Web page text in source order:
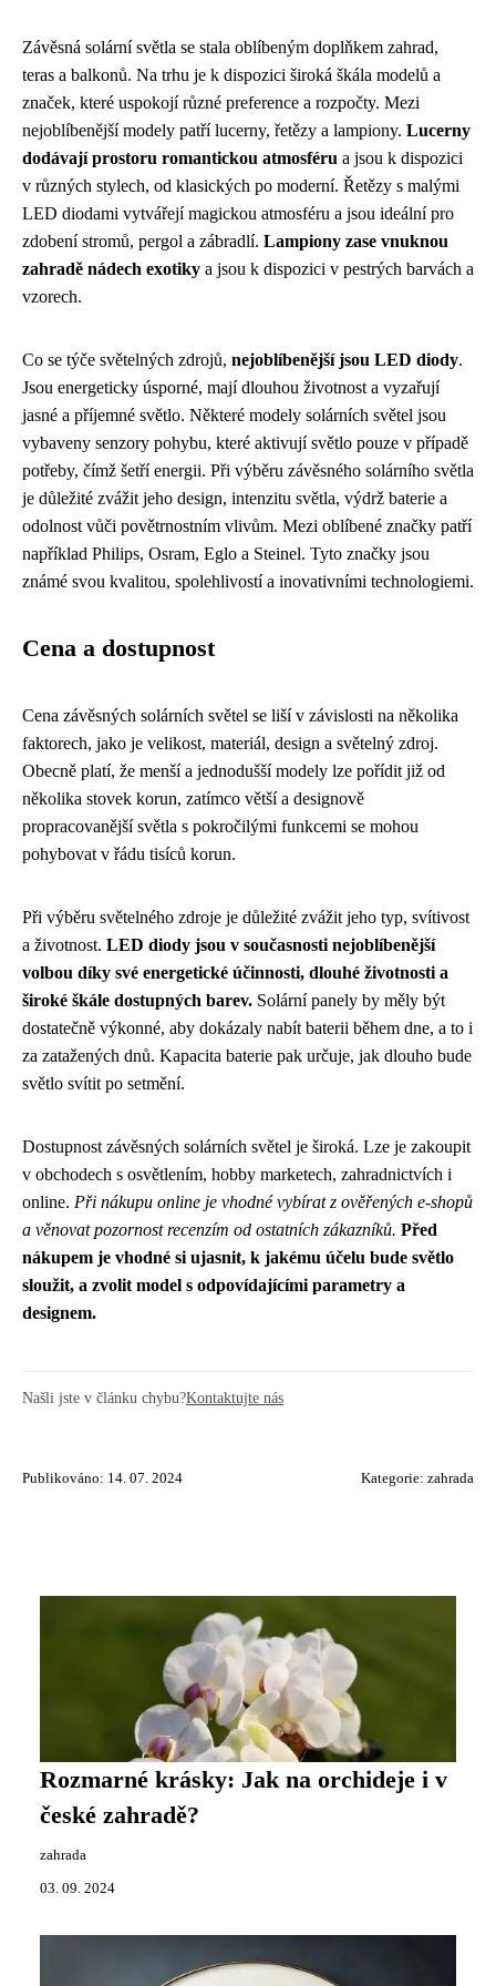
Závěsná solární světla se stala oblíbeným doplňkem zahrad,
teras a balkonů. Na trhu je k dispozici široká škála modelů a
značek, které uspokojí různé preference a rozpočty. Mezi
nejoblíbenější modely patří lucerny, řetězy a lampiony. Lucerny
dodávají prostoru romantickou atmosféru a jsou k dispozici
v různých stylech, od klasických po moderní. Řetězy s malými
LED diodami vytvářejí magickou atmosféru a jsou ideální pro
zdobení stromů, pergol a zábradlí. Lampiony zase vnuknou
zahradě nádech exotiky a jsou k dispozici v pestrých barvách a
vzorech.
Co se týče světelných zdrojů, nejoblíbenější jsou LED diody.
Jsou energeticky úsporné, mají dlouhou životnost a vyzařují
jasné a příjemné světlo. Některé modely solárních světel jsou
vybaveny senzory pohybu, které aktivují světlo pouze v případě
potřeby, čímž šetří energii. Při výběru závěsného solárního světla
je důležité zvážit jeho design, intenzitu světla, výdrž baterie a
odolnost vůči povětrnostním vlivům. Mezi oblíbené značky patří
například Philips, Osram, Eglo a Steinel. Tyto značky jsou
známé svou kvalitou, spolehlivostí a inovativními technologiemi.
Cena a dostupnost
Cena závěsných solárních světel se liší v závislosti na několika
faktorech, jako je velikost, materiál, design a světelný zdroj.
Obecně platí, že menší a jednodušší modely lze pořídit již od
několika stovek korun, zatímco větší a designově
propracovanější světla s pokročilými funkcemi se mohou
pohybovat v řádu tisíců korun.
Při výběru světelného zdroje je důležité zvážit jeho typ, svítivost
a životnost. LED diody jsou v současnosti nejoblíbenější
volbou díky své energetické účinnosti, dlouhé životnosti a
široké škále dostupných barev. Solární panely by měly být
dostatečně výkonné, aby dokázaly nabít baterii během dne, a to i
za zatažených dnů. Kapacita baterie pak určuje, jak dlouho bude
světlo svítit po setmění.
Dostupnost závěsných solárních světel je široká. Lze je zakoupit
v obchodech s osvětlením, hobby marketech, zahradnictvích i
online. Při nákupu online je vhodné vybírat z ověřených e-shopů
a věnovat pozornost recenzím od ostatních zákazníků. Před
nákupem je vhodné si ujasnit, k jakému účelu bude světlo
sloužit, a zvolit model s odpovídajícími parametry a
designem.
Našli jste v článku chybu?Kontaktujte nás
Publikováno: 14. 07. 2024 Kategorie: zahrada
Rozmarné krásky: Jak na orchideje i v
české zahradě?
zahrada
03. 09. 2024